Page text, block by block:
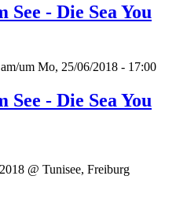
See - Die Sea You
am/um Mo, 25/06/2018 - 17:00
See - Die Sea You
@ Tunisee, Freiburg